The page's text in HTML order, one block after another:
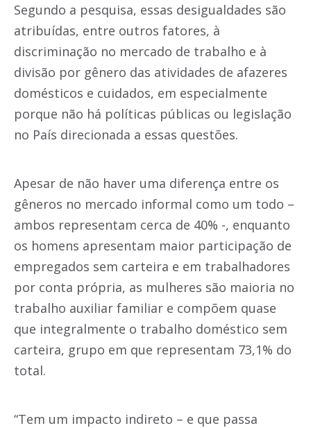
Segundo a pesquisa, essas desigualdades são
atribuídas, entre outros fatores, à
discriminação no mercado de trabalho e à
divisão por gênero das atividades de afazeres
domésticos e cuidados, em especialmente
porque não há políticas públicas ou legislação
no País direcionada a essas questões.
Apesar de não haver uma diferença entre os
gêneros no mercado informal como um todo –
ambos representam cerca de 40% -, enquanto
os homens apresentam maior participação de
empregados sem carteira e em trabalhadores
por conta própria, as mulheres são maioria no
trabalho auxiliar familiar e compõem quase
que integralmente o trabalho doméstico sem
carteira, grupo em que representam 73,1% do
total.
“Tem um impacto indireto – e que passa